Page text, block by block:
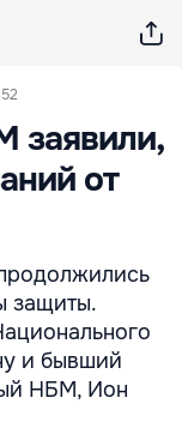
заявили,
от
защиты.
и бывший
НБМ, Ион